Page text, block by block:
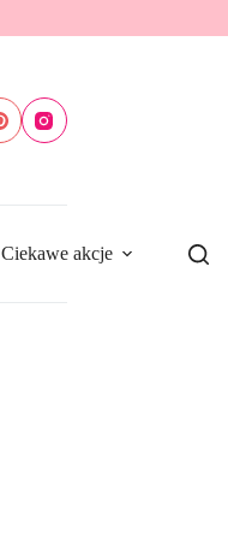
Ciekawe akcje